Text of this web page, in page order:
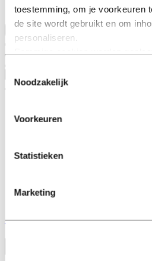
toestemming, om je voorkeuren
de site wordt gebruikt en om
personaliseren.
advertenties. Deze derden
gebruik van onze website
verzameld via jouw gebruik van
is de
die door hun respectieve
Toestemmingsselectie
Noodzakelijk
Voorkeuren
Statistieken
Marketing
Verhalen van Hydro
Terug naar hoofdmenu
StoriesbyHydro